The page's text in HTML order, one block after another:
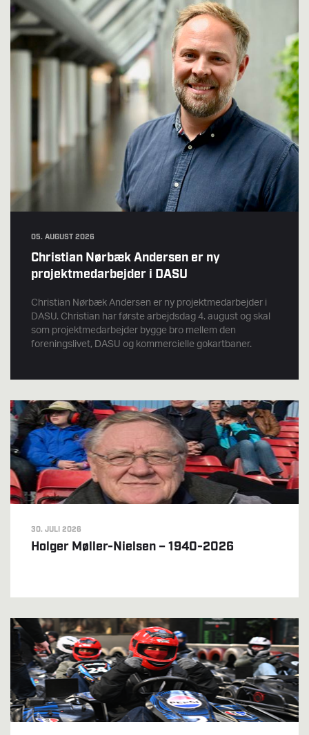
05. AUGUST 2026
Christian Nørbæk Andersen er ny
projektmedarbejder i DASU
Christian Nørbæk Andersen er ny projektmedarbejder i
DASU. Christian har første arbejdsdag 4. august og skal
som projektmedarbejder bygge bro mellem den
foreningslivet, DASU og kommercielle gokartbaner.
30. JULI 2026
Holger Møller-Nielsen – 1940-2026